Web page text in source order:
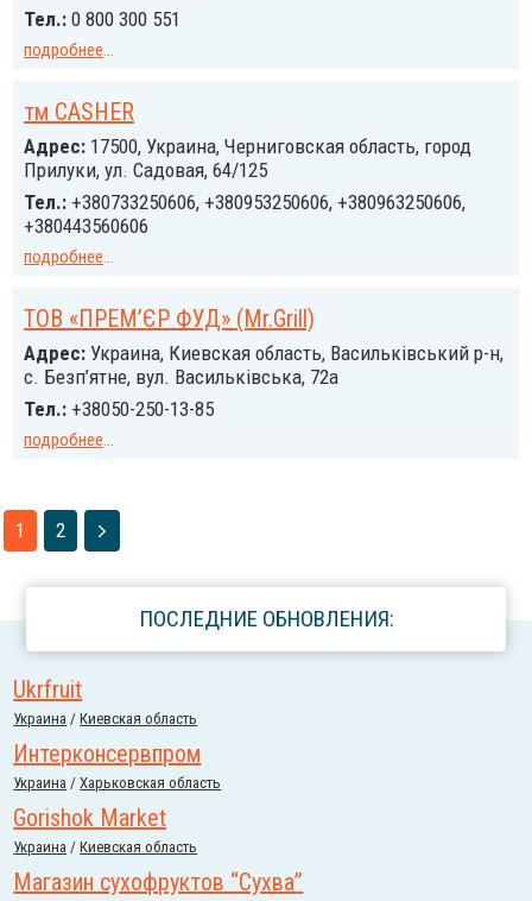
Тел.: 0 800 300 551
подробнее...
тм CASHER
Адрес: 17500, Украина, Черниговская область, город
Прилуки, ул. Садовая, 64/125
Тел.: +380733250606, +380953250606, +380963250606,
+380443560606
подробнее...
ТОВ «ПРЕМ’ЄР ФУД» (Mr.Grill)
Адрес: Украина, Киевская область, Васильківський р-н,
с. Безп’ятне, вул. Васильківська, 72а
Тел.: +38050-250-13-85
подробнее...
1 2
ПОСЛЕДНИЕ ОБНОВЛЕНИЯ:
Ukrfruit
Украина /Киевская область
Интерконсервпром
Украина /Харьковская область
Gorishok Market
Украина /Киевская область
Магазин сухофруктов “Сухва”